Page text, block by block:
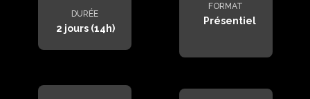
DURÉE
2 jours (14h)
FORMAT
Présentiel